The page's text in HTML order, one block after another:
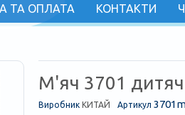
ТА ОПЛАТА КОНТАКТИ
М'яч 3701
Виробник КИТАЙ Артикул